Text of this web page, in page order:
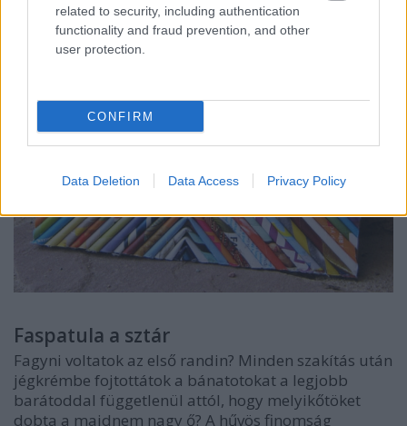
related to security, including authentication
functionality and fraud prevention, and other
user protection.
CONFIRM
Data Deletion Data Access Privacy Policy
Faspatula a sztár
Fagyni voltatok az első randin? Minden szakítás után
jégkrémbe fojtottátok a bánatotokat a legjobb
barátoddal függetlenül attól, hogy melyikőtöket
dobta a majdnem nagy ő? A hűvös finomság